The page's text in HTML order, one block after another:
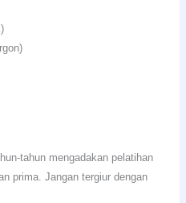
tahun mengadakan pelatihan
prima. Jangan tergiur dengan